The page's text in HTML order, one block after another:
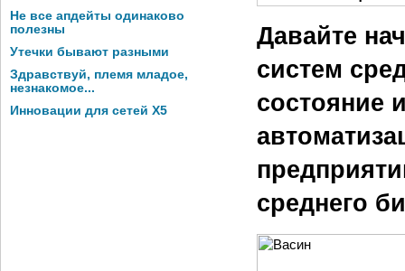
Не все апдейты одинаково
полезны
Утечки бывают разными
Здравствуй, племя младое,
незнакомое...
Инновации для сетей X5
Давайте
систем
состояние
среднего